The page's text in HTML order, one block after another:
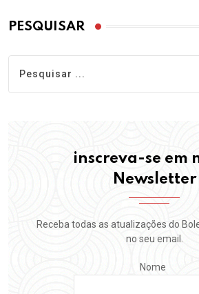
PESQUISAR
inscreva-se em
Newsletter
Receba todas as atualizações do
no seu email.
Nome